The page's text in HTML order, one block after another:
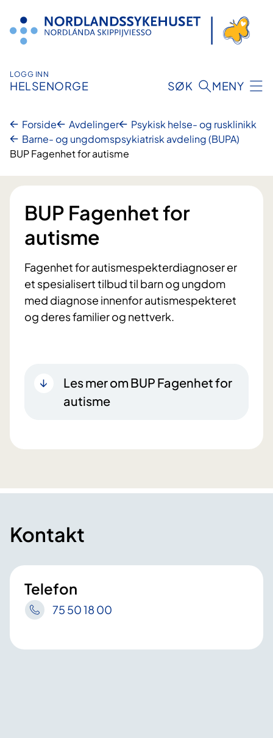
innhold
LOGG INN
HELSENORGE SØK MENY
Forside Avdelinger
Psykisk helse- og rusklinikk
Barne- og ungdomspsykiatrisk avdeling (BUPA)
BUP Fagenhet for autisme
BUP Fagenhet for
autisme
Fagenhet for autismespekterdiagnoser er
et spesialisert tilbud til barn og ungdom
med diagnose innenfor autismespekteret
og deres familier og nettverk.
Les mer om BUP Fagenhet for
autisme
Kontakt
Telefon
75 50 18 00